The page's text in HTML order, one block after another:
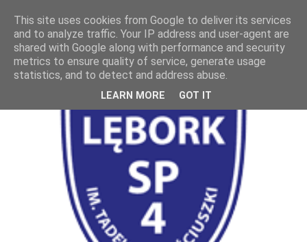
This site uses cookies from Google to deliver its services
and to analyze traffic. Your IP address and user-agent are
shared with Google along with performance and security
metrics to ensure quality of service, generate usage
statistics, and to detect and address abuse.
LEARN MORE GOT IT